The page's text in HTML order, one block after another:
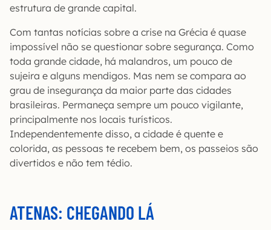
estrutura de grande capital.
Com tantas notícias sobre a crise na Grécia é quase
impossível não se questionar sobre segurança. Como
toda grande cidade, há malandros, um pouco de
sujeira e alguns mendigos. Mas nem se compara ao
grau de insegurança da maior parte das cidades
brasileiras. Permaneça sempre um pouco vigilante,
principalmente nos locais turísticos.
Independentemente disso, a cidade é quente e
colorida, as pessoas te recebem bem, os passeios são
divertidos e não tem tédio.
ATENAS: CHEGANDO LÁ